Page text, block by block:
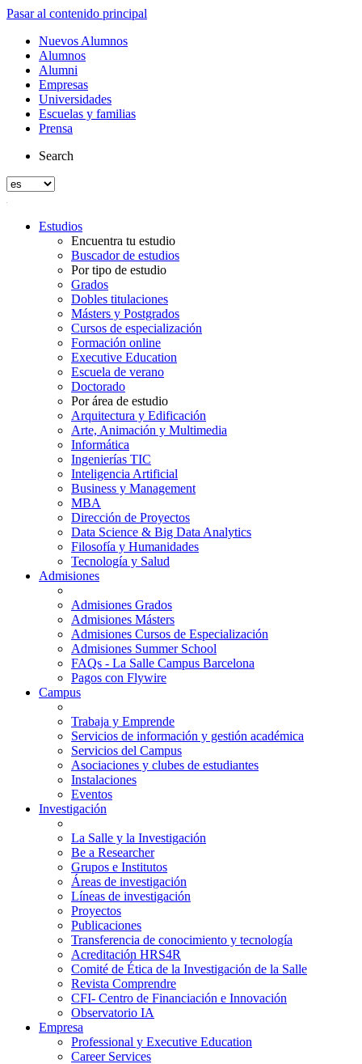
Pasar al contenido principal
Nuevos Alumnos
Alumnos
Alumni
Empresas
Universidades
Escuelas y familias
Prensa
Search
Estudios
Encuentra tu estudio
Buscador de estudios
Por tipo de estudio
Grados
Dobles titulaciones
Másters y Postgrados
Cursos de especialización
Formación online
Executive Education
Escuela de verano
Doctorado
Por área de estudio
Arquitectura y Edificación
Arte, Animación y Multimedia
Informática
Ingenierías TIC
Inteligencia Artificial
Business y Management
MBA
Dirección de Proyectos
Data Science & Big Data Analytics
Filosofía y Humanidades
Tecnología y Salud
Admisiones
Admisiones Grados
Admisiones Másters
Admisiones Cursos de Especialización
Admisiones Summer School
FAQs - La Salle Campus Barcelona
Pagos con Flywire
Campus
Trabaja y Emprende
Servicios de información y gestión académica
Servicios del Campus
Asociaciones y clubes de estudiantes
Instalaciones
Eventos
Investigación
La Salle y la Investigación
Be a Researcher
Grupos e Institutos
Áreas de investigación
Líneas de investigación
Proyectos
Publicaciones
Transferencia de conocimiento y tecnología
Acreditación HRS4R
Comité de Ética de la Investigación de la Salle
Revista Comprendre
CFI- Centro de Financiación e Innovación
Observatorio IA
Empresa
Professional y Executive Education
Career Services